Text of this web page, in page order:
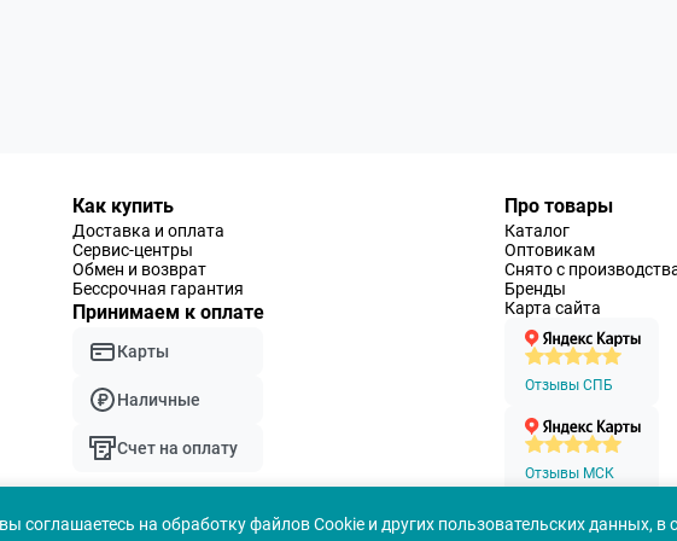
Как купить
Доставка и оплата
Сервис-центры
Обмен и возврат
Бессрочная гарантия
Принимаем к оплате
Карты
Наличные
Счет на оплату
Про товары
Каталог
Оптовикам
Снято с
Бренды
Карта сайта
Отзывы СПБ
Отзывы МСК
соглашаетесь на обработку файлов Cookie и других пользовательских данных, в